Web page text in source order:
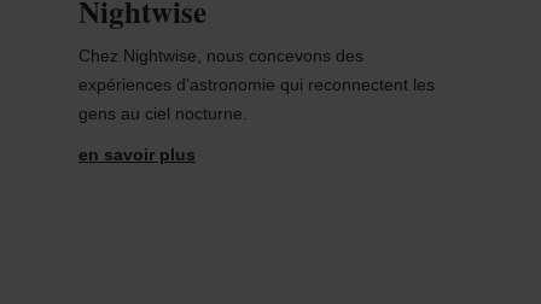
Nightwise
Chez Nightwise, nous concevons des
expériences d'astronomie qui reconnectent les
gens au ciel nocturne.
en savoir plus